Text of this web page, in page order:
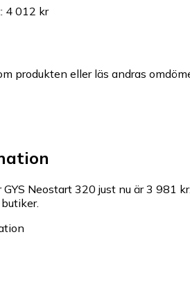
: 4 012 kr
produkten eller läs andras
Neostart 320 just nu är 3 981